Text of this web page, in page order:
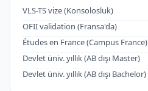
VLS-TS vize (Konsolosluk)
OFII validation (Fransa'da)
Études en France (Campus France)
Devlet üniv. yıllık (AB dışı Master)
Devlet üniv. yıllık (AB dışı Bachelor)